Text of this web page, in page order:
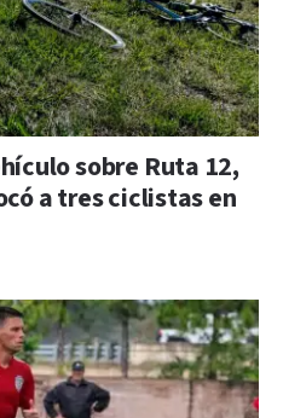
sobre Ruta 12,
a tres ciclistas en